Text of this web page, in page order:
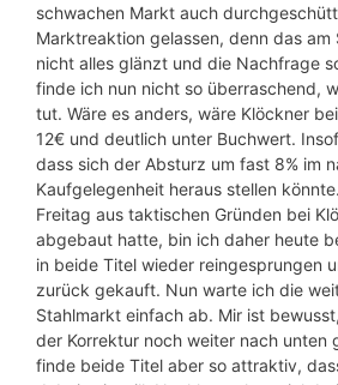
schwachen Markt auch
Marktreaktion gelassen, denn das am
nicht alles glänzt und die Nachfrage
finde ich nun nicht so überraschend,
tut. Wäre es anders, wäre Klöckner
12€ und deutlich unter Buchwert.
dass sich der Absturz um fast 8% im
Kaufgelegenheit heraus stellen
Freitag aus taktischen Gründen bei
abgebaut hatte, bin ich daher heute
in beide Titel wieder reingesprungen
zurück gekauft. Nun warte ich die
Stahlmarkt einfach ab. Mir ist
der Korrektur noch weiter nach unten
finde beide Titel aber so attraktiv,